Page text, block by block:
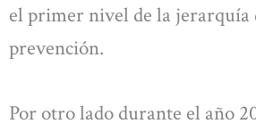
el primer nivel de la jerarquía
prevención.
Por otro lado durante el año